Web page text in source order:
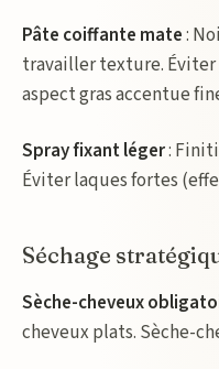
Pâte coiffante mate:
travailler texture.
aspect gras accentue
Spray fixant léger:
Éviter laques fortes
Séchage
Sèche-cheveux
cheveux plats. Sèche-